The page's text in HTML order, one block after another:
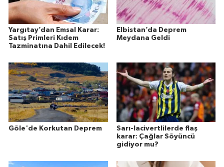
Yargıtay’dan Emsal Karar:
Satış Primleri Kıdem
Tazminatına Dahil Edilecek!
Elbistan’da Deprem
Meydana Geldi
Göle'de Korkutan Deprem
Sarı-lacivertlilerde flaş
karar: Çağlar Söyüncü
gidiyor mu?